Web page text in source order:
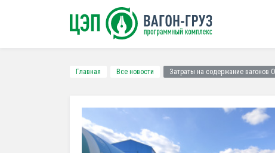
Главная Все новости Затраты на содержание вагонов